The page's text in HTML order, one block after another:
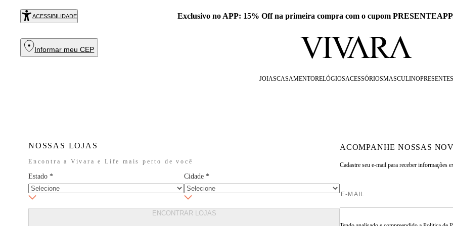
ACESSIBILIDADE Exclusivo no APP: 15% Off na primeira compra com o cupom
Informar meu CEP
JOIASCASAMENTORELÓGIOSACESSÓRIOSMASCULINOPRESENTES
NOSSAS LOJAS
Encontra a Vivara e Life mais perto de você
Estado * Cidade *
ENCONTRAR LOJAS
ACOMPANHE NOSSAS
Cadastre seu e-mail para receber informações